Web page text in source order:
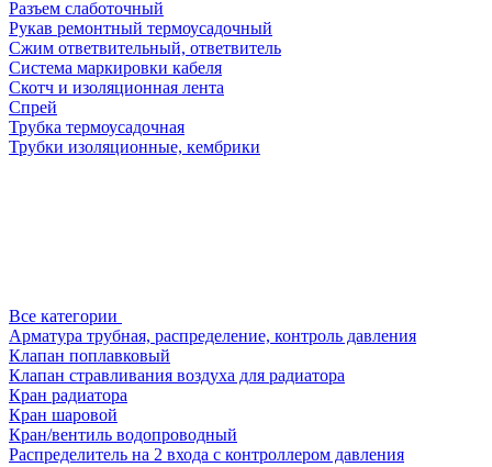
Разъем слаботочный
Рукав ремонтный термоусадочный
Сжим ответвительный, ответвитель
Система маркировки кабеля
Скотч и изоляционная лента
Спрей
Трубка термоусадочная
Трубки изоляционные, кембрики
Все категории
Арматура трубная, распределение, контроль давления
Клапан поплавковый
Клапан стравливания воздуха для радиатора
Кран радиатора
Кран шаровой
Кран/вентиль водопроводный
Распределитель на 2 входа с контроллером давления